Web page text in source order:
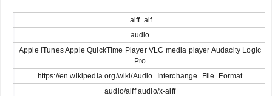
.aiff .aif
audio
Apple iTunes Apple QuickTime Player VLC media player Audacity Logic
Pro
https://en.wikipedia.org/wiki/Audio_Interchange_File_Format
audio/aiff audio/x-aiff